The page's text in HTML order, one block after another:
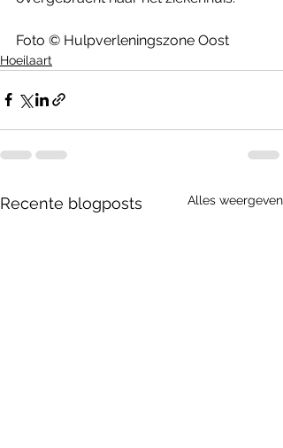
Foto © Hulpverleningszone Oost
Hoeilaart
Recente blogposts Alles weergeven